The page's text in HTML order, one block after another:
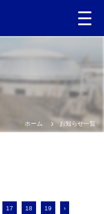
ホーム お知らせ一覧
17 18 19 ›